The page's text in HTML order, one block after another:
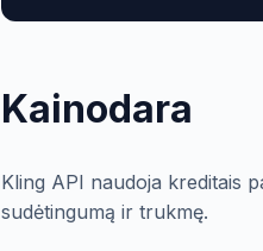
Kainodara
Kling API naudoja kreditais
sudėtingumą ir trukmę.